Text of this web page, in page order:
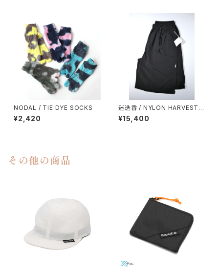
NODAL / TIE DYE SOCKS
¥2,420
迷迭香 / NYLON HARVEST L
OOSE SHORTS（2026）
¥15,400
その他の商品